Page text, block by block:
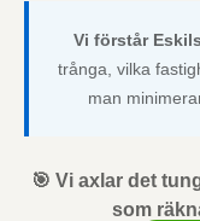
Vi förstår
trånga, vilka
man
🎯 Vi axlar det
som